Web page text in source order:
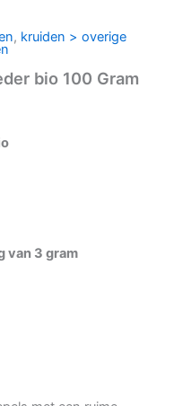
, kruiden > overige
bio 100 Gram
van 3 gram